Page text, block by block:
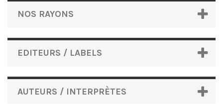
NOS RAYONS
EDITEURS / LABELS
AUTEURS / INTERPRÈTES